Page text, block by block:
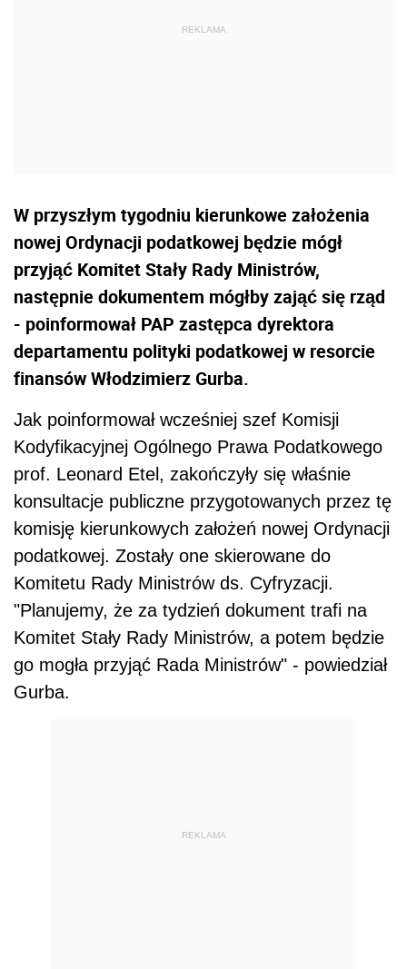
W przyszłym tygodniu kierunkowe założenia
nowej Ordynacji podatkowej będzie mógł
przyjąć Komitet Stały Rady Ministrów,
następnie dokumentem mógłby zająć się rząd
- poinformował PAP zastępca dyrektora
departamentu polityki podatkowej w resorcie
finansów Włodzimierz Gurba.
Jak poinformował wcześniej szef Komisji
Kodyfikacyjnej Ogólnego Prawa Podatkowego
prof. Leonard Etel, zakończyły się właśnie
konsultacje publiczne przygotowanych przez tę
komisję kierunkowych założeń nowej Ordynacji
podatkowej. Zostały one skierowane do
Komitetu Rady Ministrów ds. Cyfryzacji.
"Planujemy, że za tydzień dokument trafi na
Komitet Stały Rady Ministrów, a potem będzie
go mogła przyjąć Rada Ministrów" - powiedział
Gurba.
REKLAMA